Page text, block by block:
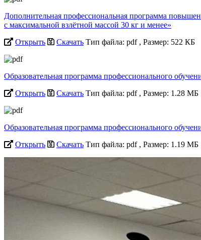
Дополнительная профессиональная программа
с максимальной взлётной массой 30 кг и менее»
Открыть
Скачать Тип файла: pdf , Размер: 522 КБ
Образовательная программа профессионального
Открыть
Скачать Тип файла: pdf , Размер: 1.28 МБ
Образовательная программа профессионального
Открыть
Скачать Тип файла: pdf , Размер: 1.19 МБ